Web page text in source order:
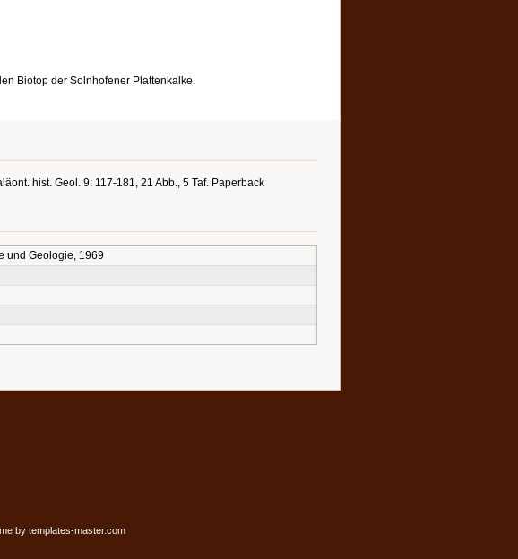
Biotop der Solnhofener Plattenkalke.
hist. Geol. 9: 117-181, 21 Abb., 5 Taf. Paperback
und Geologie, 1969
by templates-master.com